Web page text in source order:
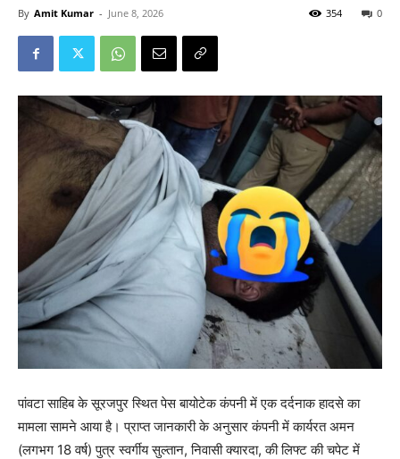
By Amit Kumar - June 8, 2026 0
354
पांवटा साहिब के सूरजपुर स्थित पेस बायोटेक कंपनी में एक दर्दनाक हादसे का
मामला सामने आया है। प्राप्त जानकारी के अनुसार कंपनी में कार्यरत अमन
(लगभग 18 वर्ष) पुत्र स्वर्गीय सुल्तान, निवासी क्यारदा, की लिफ्ट की चपेट में